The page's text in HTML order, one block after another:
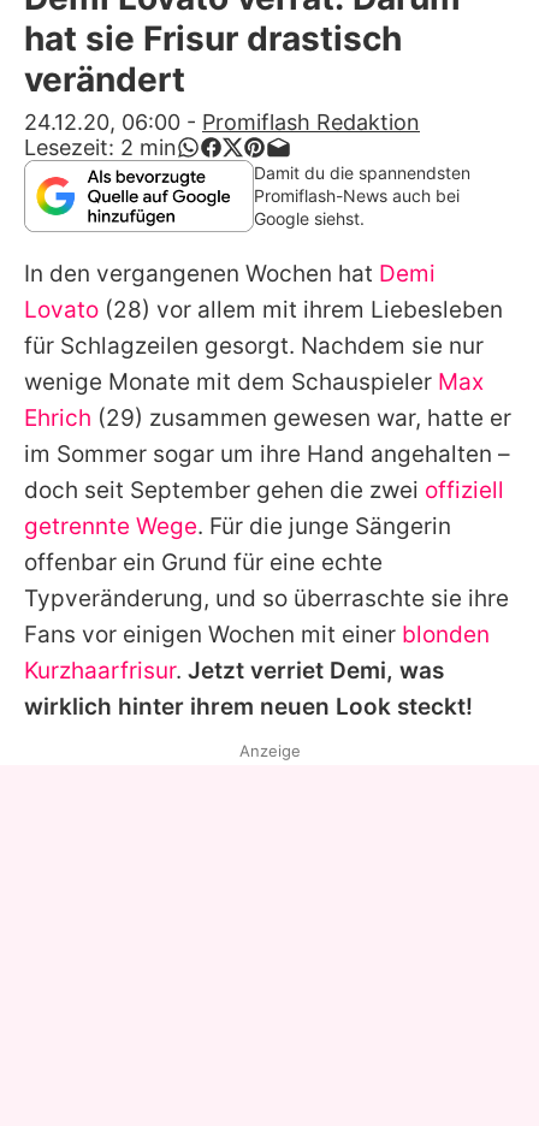
Alle Themen auf Promiflash
App runterladen
Team
Redaktionelle Richtlinien
Impressum
Datenschutzerklärung
Nutzungsbedingungen
Utiq verwalten
hat sie Frisur drastisch
verändert
24.12.20, 06:00 - Promiflash Redaktion
Lesezeit: 2 min
Damit du die spannendsten
Promiflash-News auch bei
Google siehst.
In den vergangenen Wochen hat Demi
Lovato (28) vor allem mit ihrem Liebesleben
für Schlagzeilen gesorgt. Nachdem sie nur
wenige Monate mit dem Schauspieler Max
Ehrich (29) zusammen gewesen war, hatte er
im Sommer sogar um ihre Hand angehalten –
doch seit September gehen die zwei offiziell
getrennte Wege. Für die junge Sängerin
offenbar ein Grund für eine echte
Typveränderung, und so überraschte sie ihre
Fans vor einigen Wochen mit einer blonden
Kurzhaarfrisur. Jetzt verriet Demi, was
wirklich hinter ihrem neuen Look steckt!
Anzeige